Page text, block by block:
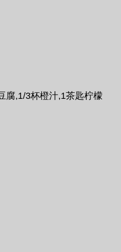
腐,1/3杯橙汁,1茶匙柠檬